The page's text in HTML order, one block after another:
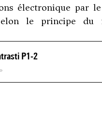
électronique par
le principe du